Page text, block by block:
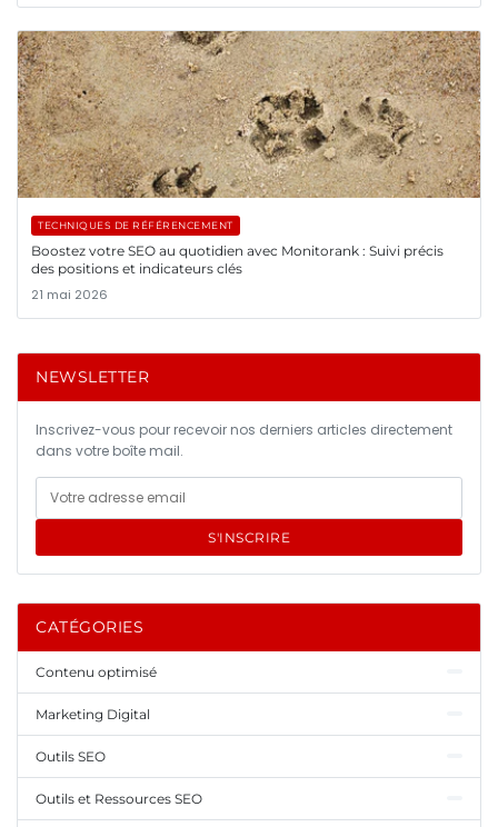
TECHNIQUES DE RÉFÉRENCEMENT
Boostez votre SEO au quotidien avec Monitorank : Suivi précis
des positions et indicateurs clés
21 mai 2026
NEWSLETTER
Inscrivez-vous pour recevoir nos derniers articles directement
dans votre boîte mail.
S'INSCRIRE
CATÉGORIES
Contenu optimisé
Marketing Digital
Outils SEO
Outils et Ressources SEO